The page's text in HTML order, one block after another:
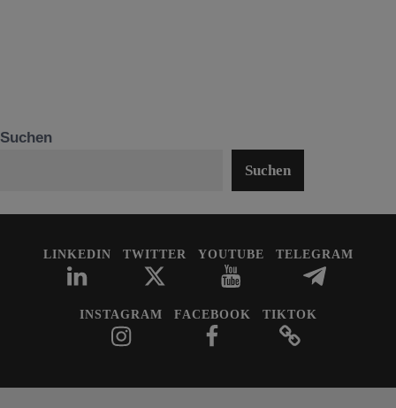
Suchen
Suchen
LINKEDIN TWITTER YOUTUBE TELEGRAM
INSTAGRAM FACEBOOK TIKTOK